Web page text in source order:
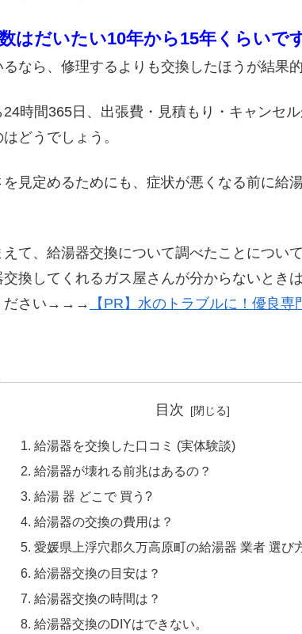
はだいたい10年から15年くらいです
なら、修理するよりも交換したほうが結果
時間365日、出張費・見積もり・キャンセ
どうでしょう。
見定めるためにも、症状が悪くなる前に給
えて、給湯器交換について調べたことについ
換してくれるガス屋さんが分からないとき
ださい→→→
【PR】水のトラブルに！優良専
目次
給湯器を交換した口コミ (実体験談)
給湯器が壊れる前兆はあるの？
給湯 器 どこで 買う?
給湯器の交換の費用は？
愛媛県上浮穴郡久万高原町の給湯器 業者 選び
給湯器交換の目安は？
給湯器交換の時間は？
給湯器交換のDIYはできない。